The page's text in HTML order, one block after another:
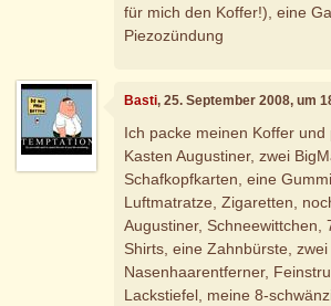
für mich den Koffer!), eine
Piezozündung
Basti, 25. September 2008, um
Ich packe meinen Koffer und
Kasten Augustiner, zwei
Schafkopfkarten, eine
Luftmatratze, Zigaretten,
Augustiner, Schneewittchen,
Shirts, eine Zahnbürste, zwei
Nasenhaarentferner,
Lackstiefel, meine 8-